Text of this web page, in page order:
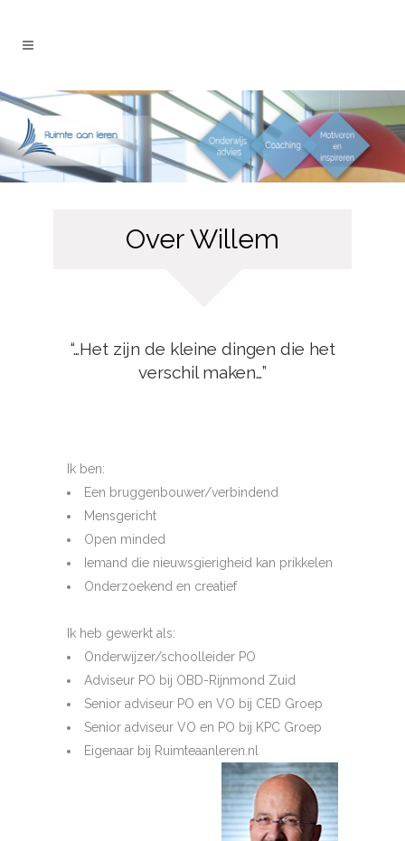
Over Willem
“…Het zijn de kleine dingen die het
verschil maken…”
Ik ben:
Een bruggenbouwer/verbindend
Mensgericht
Open minded
Iemand die nieuwsgierigheid kan prikkelen
Onderzoekend en creatief
Ik heb gewerkt als:
Onderwijzer/schoolleider PO
Adviseur PO bij OBD-Rijnmond Zuid
Senior adviseur PO en VO bij CED Groep
Senior adviseur VO en PO bij KPC Groep
Eigenaar bij Ruimteaanleren.nl